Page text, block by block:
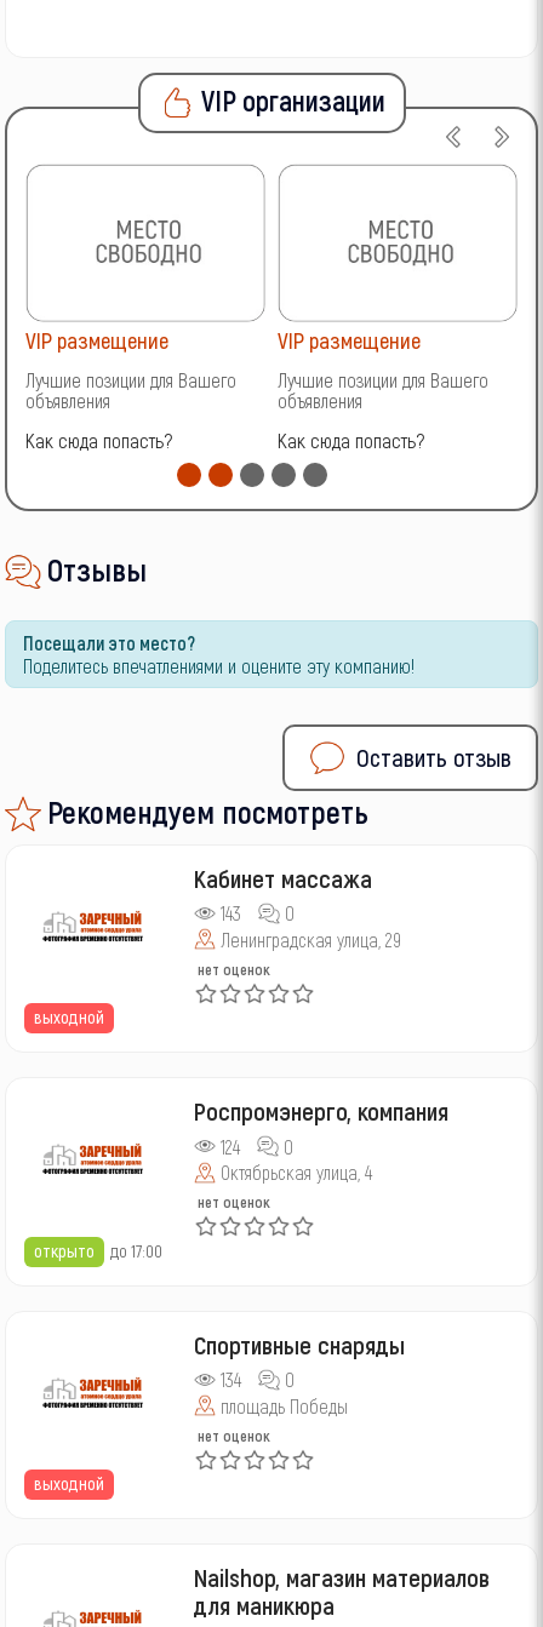
VIP организации
VIP размещение
Лучшие позиции для Вашего
объявления
Как сюда попасть?
VIP размещение
Лучшие позиции для Вашего
объявления
Как сюда попасть?
Отзывы
Посещали это место?
Поделитесь впечатлениями и оцените эту компанию!
Оставить отзыв
Рекомендуем посмотреть
выходной
Кабинет массажа
143
0
Ленинградская улица, 29
нет оценок
открыто до 17:00
Роспромэнерго, компания
124
0
Октябрьская улица, 4
нет оценок
выходной
Спортивные снаряды
134
0
площадь Победы
нет оценок
Nailshop, магазин материалов
для маникюра